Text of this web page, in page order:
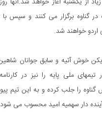
در گناوه برگزار می کنند و سپس
اردو خواهند شد.
خوش آتیه و سابق جوانان
ملی پایه را نیز در
گناوه را جلب کرده و به این تیم
آینده دار سهمیه امید محسوب می